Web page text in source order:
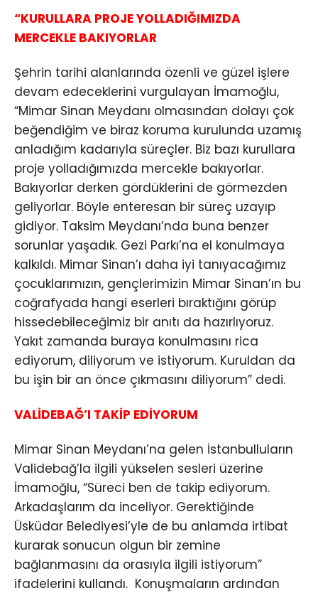
“KURULLARA PROJE YOLLADIĞIMIZDA
MERCEKLE BAKIYORLAR
Şehrin tarihi alanlarında özenli ve güzel işlere
devam edeceklerini vurgulayan İmamoğlu,
“Mimar Sinan Meydanı olmasından dolayı çok
beğendiğim ve biraz koruma kurulunda uzamış
anladığım kadarıyla süreçler. Biz bazı kurullara
proje yolladığımızda mercekle bakıyorlar.
Bakıyorlar derken gördüklerini de görmezden
geliyorlar. Böyle enteresan bir süreç uzayıp
gidiyor. Taksim Meydanı’nda buna benzer
sorunlar yaşadık. Gezi Parkı’na el konulmaya
kalkıldı. Mimar Sinan’ı daha iyi tanıyacağımız
çocuklarımızın, gençlerimizin Mimar Sinan’ın bu
coğrafyada hangi eserleri bıraktığını görüp
hissedebileceğimiz bir anıtı da hazırlıyoruz.
Yakıt zamanda buraya konulmasını rica
ediyorum, diliyorum ve istiyorum. Kuruldan da
bu işin bir an önce çıkmasını diliyorum” dedi.
VALİDEBAĞ’I TAKİP EDİYORUM
Mimar Sinan Meydanı’na gelen İstanbulluların
Validebağ’la ilgili yükselen sesleri üzerine
İmamoğlu, “Süreci ben de takip ediyorum.
Arkadaşlarım da inceliyor. Gerektiğinde
Üsküdar Belediyesi’yle de bu anlamda irtibat
kurarak sonucun olgun bir zemine
bağlanmasını da orasıyla ilgili istiyorum”
ifadelerini kullandı. Konuşmaların ardından